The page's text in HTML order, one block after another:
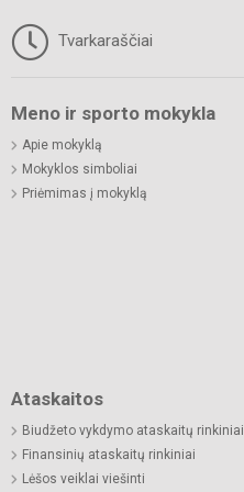
Tvarkaraščiai
Meno ir sporto mokykla
Apie mokyklą
Mokyklos simboliai
Priėmimas į mokyklą
Ataskaitos
Biudžeto vykdymo ataskaitų rinkiniai
Finansinių ataskaitų rinkiniai
Lėšos veiklai viešinti